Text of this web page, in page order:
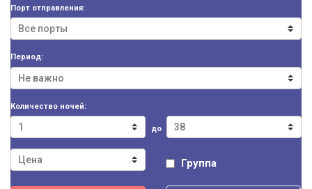
Порт отправления:
Период:
Количество ночей:
до
Группа